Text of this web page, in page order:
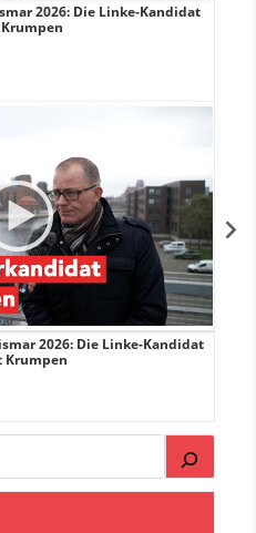
2026: Die Linke-Kandidat
2026: Die Linke-Kandidat